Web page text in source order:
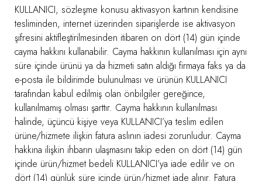
KULLANICI, sözleşme konusu aktivasyon kartının kendisine
tesliminden, internet üzerinden siparişlerde ise aktivasyon
şifresini aktifleştirilmesinden itibaren on dört (14) gün içinde
cayma hakkını kullanabilir. Cayma hakkının kullanılması için aynı
süre içinde ürünü ya da hizmeti satın aldığı firmaya faks ya da
e-posta ile bildirimde bulunulması ve ürünün KULLANICI
tarafından kabul edilmiş olan önbilgiler gereğince,
kullanılmamış olması şarttır. Cayma hakkının kullanılması
halinde, üçüncü kişiye veya KULLANICI’ya teslim edilen
ürüne/hizmete ilişkin fatura aslının iadesi zorunludur. Cayma
hakkına ilişkin ihbarın ulaşmasını takip eden on dört (14) gün
içinde ürün/hizmet bedeli KULLANICI’ya iade edilir ve on
dört (14) günlük süre içinde ürün/hizmet iade alınır. Fatura